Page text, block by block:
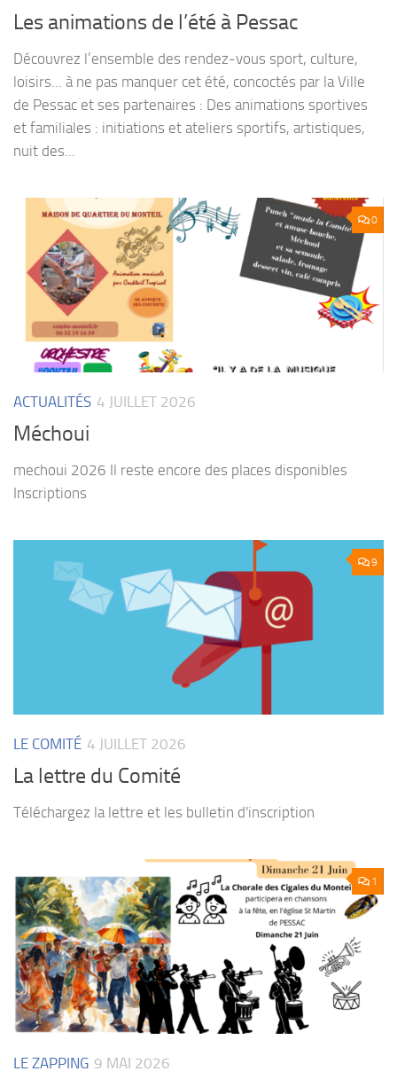
Les animations de l’été à Pessac
Découvrez l’ensemble des rendez-vous sport, culture,
loisirs… à ne pas manquer cet été, concoctés par la Ville
de Pessac et ses partenaires : Des animations sportives
et familiales : initiations et ateliers sportifs, artistiques,
nuit des...
0
ACTUALITÉS 4 JUILLET 2026
Méchoui
mechoui 2026 Il reste encore des places disponibles
Inscriptions
9
LE COMITÉ 4 JUILLET 2026
La lettre du Comité
Téléchargez la lettre et les bulletin d'inscription
1
LE ZAPPING 9 MAI 2026